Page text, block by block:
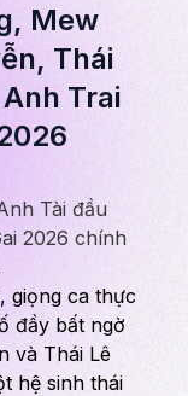
Mew
Thái
Trai
Tài đầu
2026 chính
giọng ca thực
đầy bất ngờ
và Thái Lê
hệ sinh thái